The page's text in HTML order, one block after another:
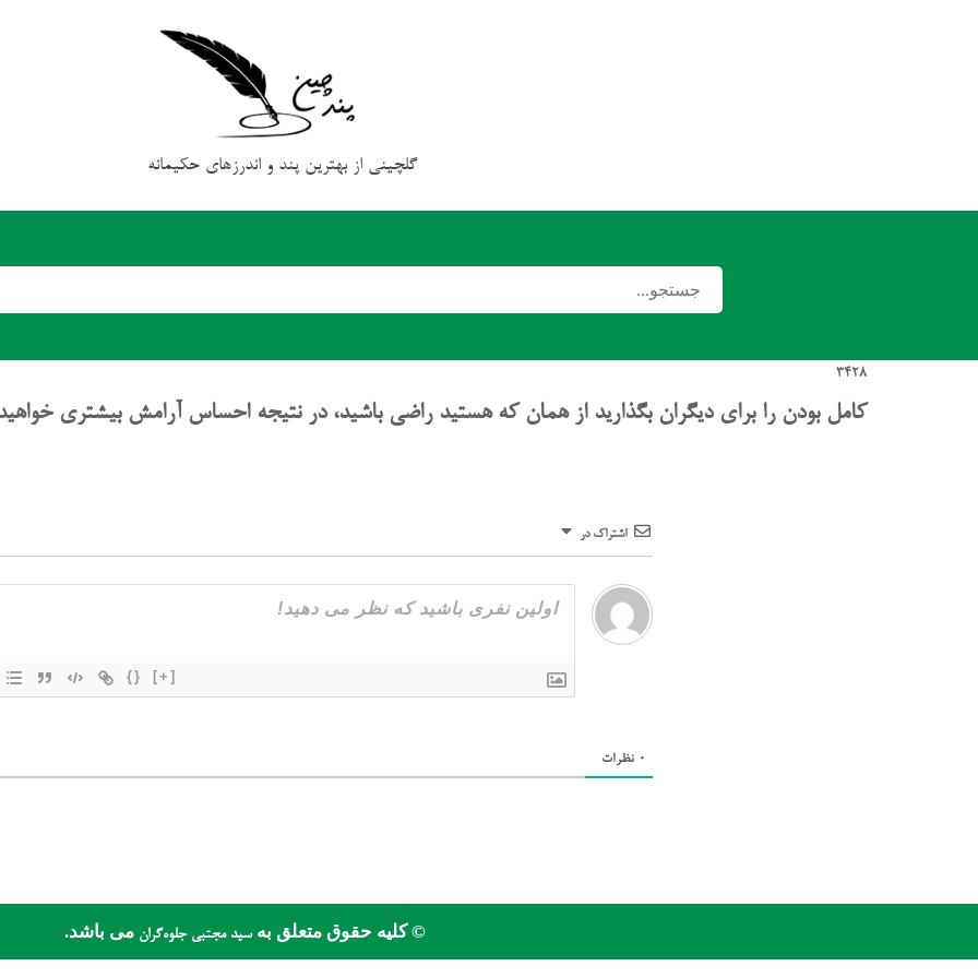
گلچینی از بهترین پند و اندرزهای حکیمانه
3428
کامل بودن را برای دیگران بگذارید از همان که هستید راضی باشید، در نتیجه احساس آرامش بیشتری
اشتراک در
{} [+]
0 نظرات
© کلیه حقوق متعلق بهسید مجتبی جلوه‌گرانمی باشد.